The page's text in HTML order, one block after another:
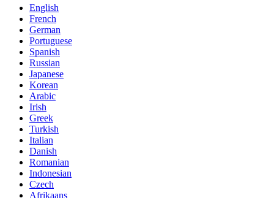
English
French
German
Portuguese
Spanish
Russian
Japanese
Korean
Arabic
Irish
Greek
Turkish
Italian
Danish
Romanian
Indonesian
Czech
Afrikaans